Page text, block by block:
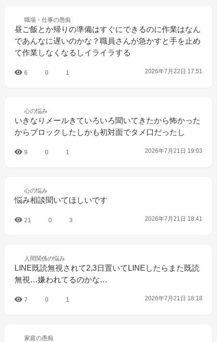
職場・仕事の愚痴
昼ご飯とか帰りの準備はすぐにできるのに作業はなん
であんなに遅いのかな？職員さんが急かすと手を止め
て作業しなくなるしイライラする
6 0 1 2026年7月22日 17:51
心の悩み
いきなりメールきていろいろ聞いてきたから怖かった
からブロックしたしかも初対面でタメ口だったし
9 0 1 2026年7月21日 19:03
心の悩み
悩み相談聞いてほしいです
21 0 3 2026年7月21日 18:41
人間関係の悩み
LINE既読無視されて2,3日置いてLINEしたらまた既読
無視…嫌われてるのかな…
7 0 1 2026年7月21日 18:18
家庭の愚痴